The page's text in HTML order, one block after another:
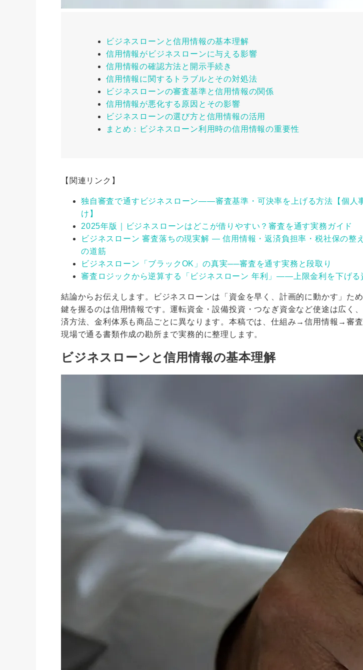
ビジネスローンと信用情報の基本理解
信用情報がビジネスローンに与える影響
信用情報の確認方法と開示手続き
信用情報に関するトラブルとその対処法
ビジネスローンの審査基準と信用情報の関係
信用情報が悪化する原因とその影響
ビジネスローンの選び方と信用情報の活用
まとめ：ビジネスローン利用時の信用情報の重要性
【関連リンク】
独自審査で通すビジネスローン――審査基準・可決率を上げる方法【個人
け】
2025年版｜ビジネスローンはどこが借りやすい？審査を通す実務ガイド
ビジネスローン 審査落ちの現実解 ― 信用情報・返済負担率・税社保の整
の道筋
ビジネスローン「ブラックOK」の真実──審査を通す実務と段取り
審査ロジックから逆算する「ビジネスローン 年利」――上限金利を下げる
結論からお伝えします。ビジネスローンは「資金を早く、計画的に動かす」ため
鍵を握るのは信用情報です。運転資金・設備投資・つなぎ資金など使途は広く
済方法、金利体系も商品ごとに異なります。本稿では、仕組み→信用情報→審
現場で通る書類作成の勘所まで実務的に整理します。
ビジネスローンと信用情報の基本理解